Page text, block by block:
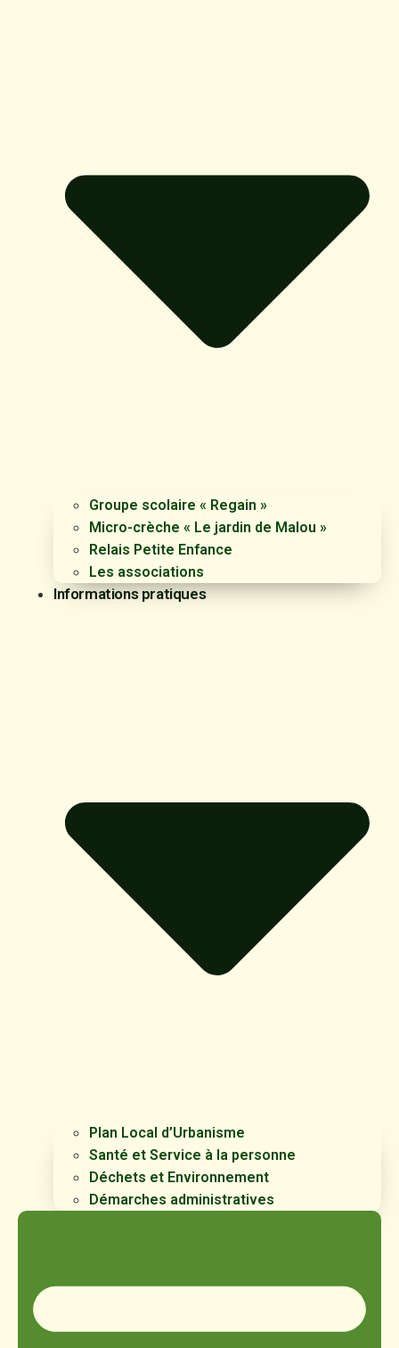
Groupe scolaire « Regain »
Micro-crèche « Le jardin de Malou »
Relais Petite Enfance
Les associations
Informations pratiques
Plan Local d’Urbanisme
Santé et Service à la personne
Déchets et Environnement
Démarches administratives